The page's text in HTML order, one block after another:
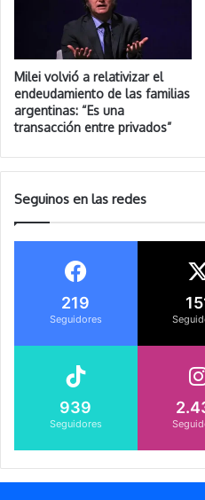
Milei volvió a relativizar el
endeudamiento de las familias
argentinas: “Es una
transacción entre privados”
Seguinos en las redes
219
Seguidores
939
Seguidores